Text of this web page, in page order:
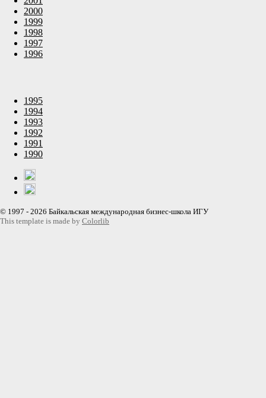
2000
1999
1998
1997
1996
1995
1994
1993
1992
1991
1990
© 1997 - 2026 Байкальская международная бизнес-школа ИГУ
This template is made by Colorlib